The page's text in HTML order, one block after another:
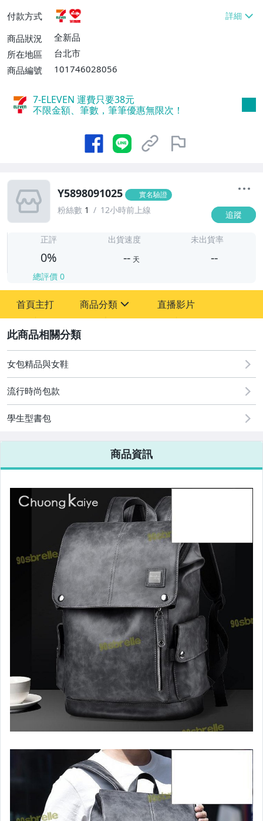
貨付款【免運費】
付款方式
商品狀況
全新品
所在地區
台北市
商品編號
101746028056
7-ELEVEN 運費只要38元
不限金額、筆數，筆筆優惠無限次！
Y5898091025 實名驗證
粉絲數 1 12小時前上線 追蹤
正評
0%
總評價 0
出貨速度
-- 天
未出貨率
--
首頁主打 商品分類
圖書/影音/文具
古董、藝術與礦石
手機、配件與通訊
美容保養與彩妝
電腦、平板與周邊
相機、攝影與周邊
嬰幼兒與孕婦
汽機車精品百貨
居家、家具與園藝
玩具、模型與公仔
男性精品與服飾
偶像、球員卡與郵幣
女裝與服飾配件
手錶與飾品配件
女包精品與女鞋
直播影片
女包精品與女鞋
流行時尚包款
學生型書包
商品資訊